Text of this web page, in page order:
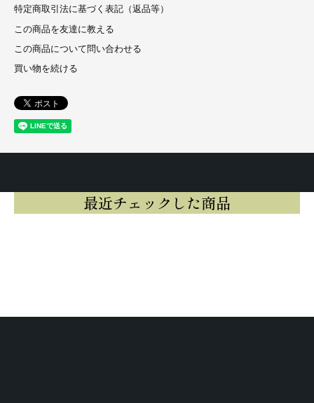
特定商取引法に基づく表記（返品等）
この商品を友達に教える
この商品について問い合わせる
買い物を続ける
最近チェックした商品